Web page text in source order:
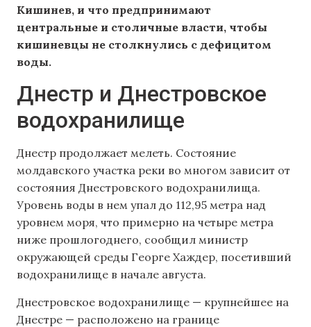
Кишинев, и что предпринимают
центральные и столичные власти, чтобы
кишиневцы не столкнулись с дефицитом
воды.
Днестр и Днестровское
водохранилище
Днестр продолжает мелеть. Состояние
молдавского участка реки во многом зависит от
состояния Днестровского водохранилища.
Уровень воды в нем упал до 112,95 метра над
уровнем моря, что примерно на четыре метра
ниже прошлогоднего, сообщил министр
окружающей среды Георге Хаждер, посетивший
водохранилище в начале августа.
Днестровское водохранилище — крупнейшее на
Днестре — расположено на границе